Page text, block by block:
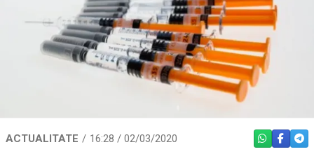
ACTUALITATE 16:28 / 02/03/2020 WHATSAPP